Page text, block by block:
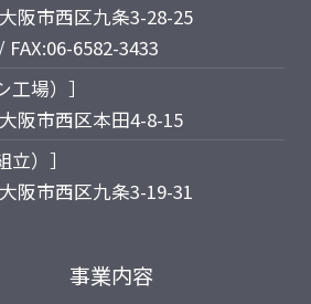
阪市西区九条3-28-25
6582-3433
工場）］
阪市西区本田4-8-15
立）］
阪市西区九条3-19-31
事業内容